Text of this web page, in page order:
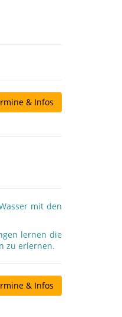
& Infos
mit den
lernen die
zu erlernen.
& Infos